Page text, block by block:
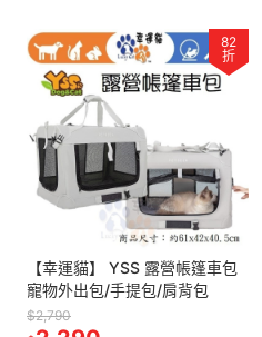
82
折
【幸運貓】 YSS 露營帳篷車包
寵物外出包/手提包/肩背包
$2,790